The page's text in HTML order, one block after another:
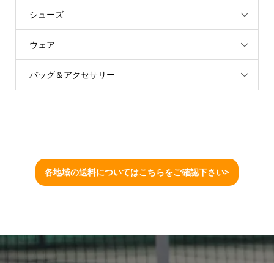
シューズ
ウェア
バッグ＆アクセサリー
各地域の送料についてはこちらをご確認下さい>